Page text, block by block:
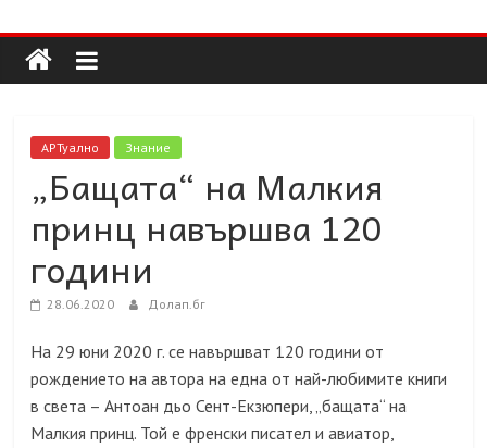
to
content
Долап
БГ
култура|
пътешествия|
мода|
събития|
кухня|
реклама|
АРТуално Знание
„Бащата“ на Малкия
принц навършва 120
години
28.06.2020 Долап.бг
На 29 юни 2020 г. се навършват 120 години от
рождението на автора на една от най-любимите книги
в света – Антоан дьо Сент-Екзюпери, „бащата“ на
Малкия принц. Той е френски писател и авиатор,